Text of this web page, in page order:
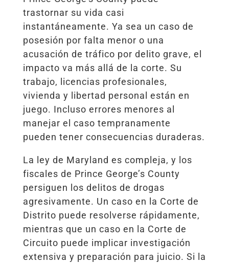
trastornar su vida casi
instantáneamente. Ya sea un caso de
posesión por falta menor o una
acusación de tráfico por delito grave, el
impacto va más allá de la corte. Su
trabajo, licencias profesionales,
vivienda y libertad personal están en
juego. Incluso errores menores al
manejar el caso tempranamente
pueden tener consecuencias duraderas.
La ley de Maryland es compleja, y los
fiscales de Prince George’s County
persiguen los delitos de drogas
agresivamente. Un caso en la Corte de
Distrito puede resolverse rápidamente,
mientras que un caso en la Corte de
Circuito puede implicar investigación
extensiva y preparación para juicio. Si la